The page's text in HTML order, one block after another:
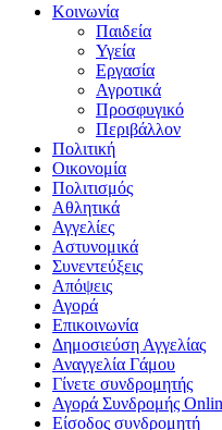
Κοινωνία
Παιδεία
Υγεία
Εργασία
Αγροτικά
Προσφυγικό
Περιβάλλον
Πολιτική
Οικονομία
Πολιτισμός
Αθλητικά
Αγγελίες
Αστυνομικά
Συνεντεύξεις
Απόψεις
Αγορά
Επικοινωνία
Δημοσιεύση Αγγελίας
Αναγγελία Γάμου
Γίνετε συνδρομητής
Αγορά Συνδρομής
Είσοδος συνδρομητή